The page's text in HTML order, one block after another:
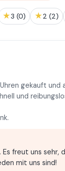
★ 3 (0) ★ 2 (2)
gekauft
und
freut uns sehr,
mit uns sind!